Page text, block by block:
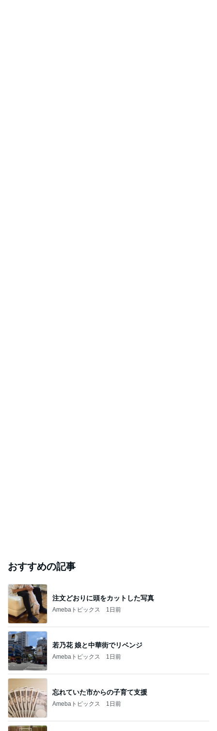
おすすめの記事
注文どおりに頭をカットした写真
Amebaトピックス 1日前
若乃花 娘と中華街でリベンジ
Amebaトピックス 1日前
忘れていた市からの子育て支援
Amebaトピックス 1日前